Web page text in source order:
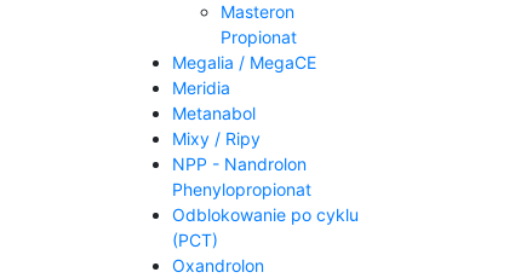
Masteron
Propionat
Megalia / MegaCE
Meridia
Metanabol
Mixy / Ripy
NPP - Nandrolon
Phenylopropionat
Odblokowanie po cyklu
(PCT)
Oxandrolon